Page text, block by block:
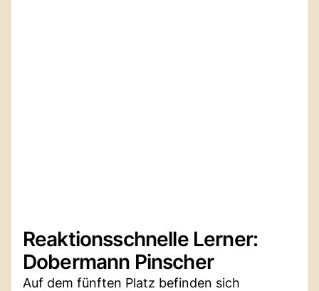
Reaktionsschnelle Lerner:
Dobermann Pinscher
Auf dem fünften Platz befinden sich